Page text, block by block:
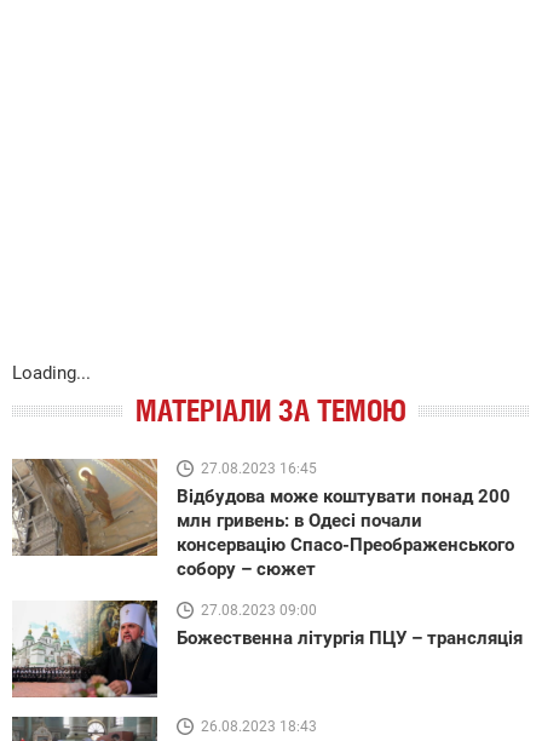
Loading...
МАТЕРІАЛИ ЗА ТЕМОЮ
27.08.2023 16:45
Відбудова може коштувати понад 200
млн гривень: в Одесі почали
консервацію Спасо-Преображенського
собору – сюжет
27.08.2023 09:00
Божественна літургія ПЦУ – трансляція
26.08.2023 18:43